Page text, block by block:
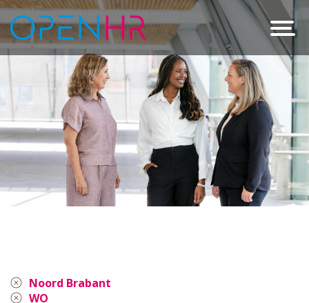
Noord Brabant
WO